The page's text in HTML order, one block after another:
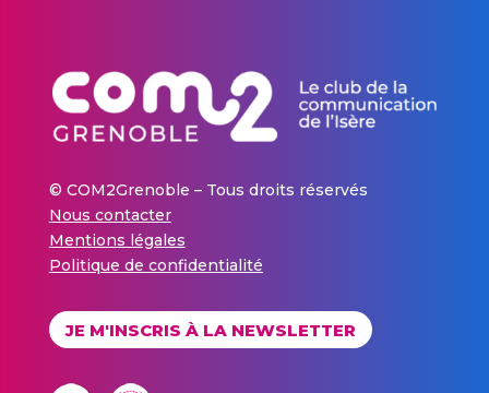
© COM2Grenoble – Tous droits réservés
Nous contacter
Mentions légales
Politique de confidentialité
JE M'INSCRIS À LA NEWSLETTER